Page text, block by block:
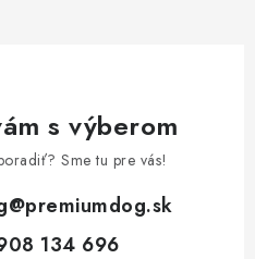
s výberom
Sme tu pre vás!
@premiumdog.sk
134 696